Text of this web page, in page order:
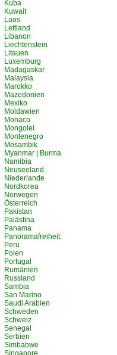
Kuba
Kuwait
Laos
Lettland
Libanon
Liechtenstein
Litauen
Luxemburg
Madagaskar
Malaysia
Marokko
Mazedonien
Mexiko
Moldawien
Monaco
Mongolei
Montenegro
Mosambik
Myanmar | Burma
Namibia
Neuseeland
Niederlande
Nordkorea
Norwegen
Österreich
Pakistan
Palästina
Panama
Panoramafreiheit
Peru
Polen
Portugal
Rumänien
Russland
Sambia
San Marino
Saudi Arabien
Schweden
Schweiz
Senegal
Serbien
Simbabwe
Singapore